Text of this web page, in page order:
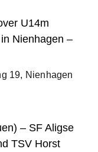
U14m
Nienhagen –
19, Nienhagen
– SF Aligse
TSV Horst